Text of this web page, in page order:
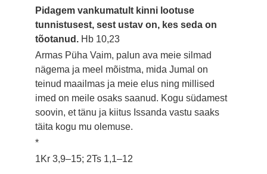
Pidagem vankumatult kinni lootuse
tunnistusest, sest ustav on, kes seda on
tõotanud. Hb 10,23
Armas Püha Vaim, palun ava meie silmad
nägema ja meel mõistma, mida Jumal on
teinud maailmas ja meie elus ning millised
imed on meile osaks saanud. Kogu südamest
soovin, et tänu ja kiitus Issanda vastu saaks
täita kogu mu olemuse.
*
1Kr 3,9–15; 2Ts 1,1–12